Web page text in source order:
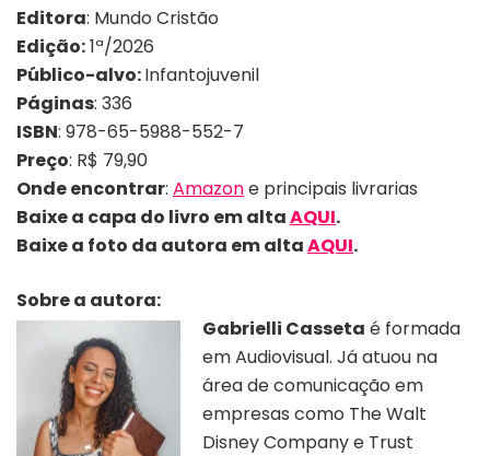
Editora: Mundo Cristão
Edição:1ª/2026
Público-alvo:Infantojuvenil
Páginas: 336
ISBN: 978-65-5988-552-7
Preço: R$ 79,90
Onde encontrar: Amazone principais livrarias
Baixe a capa do livro em altaAQUI.
Baixe a foto da autora em altaAQUI.
Sobre a autora:
Gabrielli Casseta é formada
em Audiovisual. Já atuou na
área de comunicação em
empresas como The Walt
Disney Company e Trust